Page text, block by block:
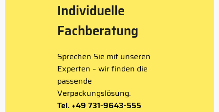
Individuelle
Fachberatung
Sprechen Sie mit unseren
Experten – wir finden die
passende
Verpackungslösung.
Tel. +49 731-9643-555